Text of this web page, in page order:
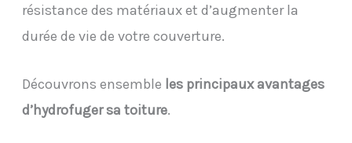
résistance des matériaux et d’augmenter la
durée de vie de votre couverture.
Découvrons ensemble les principaux avantages
d’hydrofuger sa toiture.